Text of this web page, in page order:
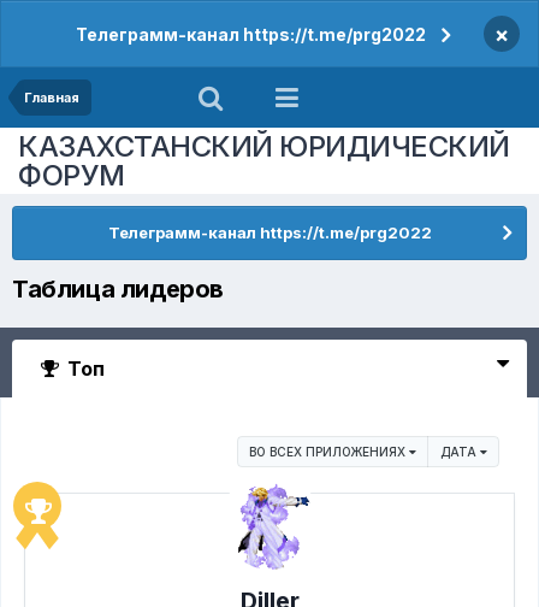
Телеграмм-канал https://t.me/prg2022 ×
Главная
КАЗАХСТАНСКИЙ ЮРИДИЧЕСКИЙ
ФОРУМ
Телеграмм-канал https://t.me/prg2022
Таблица лидеров
Топ
ВО ВСЕХ ПРИЛОЖЕНИЯХ ДАТА
Diller